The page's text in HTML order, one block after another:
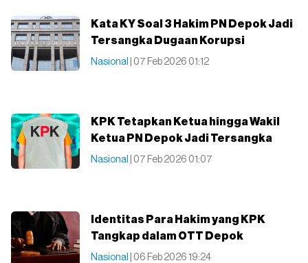
Kata KY Soal 3 Hakim PN Depok Jadi
Tersangka Dugaan Korupsi
Nasional | 07 Feb 2026 01:12
KPK Tetapkan Ketua hingga Wakil
Ketua PN Depok Jadi Tersangka
Nasional | 07 Feb 2026 01:07
Identitas Para Hakim yang KPK
Tangkap dalam OTT Depok
Nasional | 06 Feb 2026 19:24